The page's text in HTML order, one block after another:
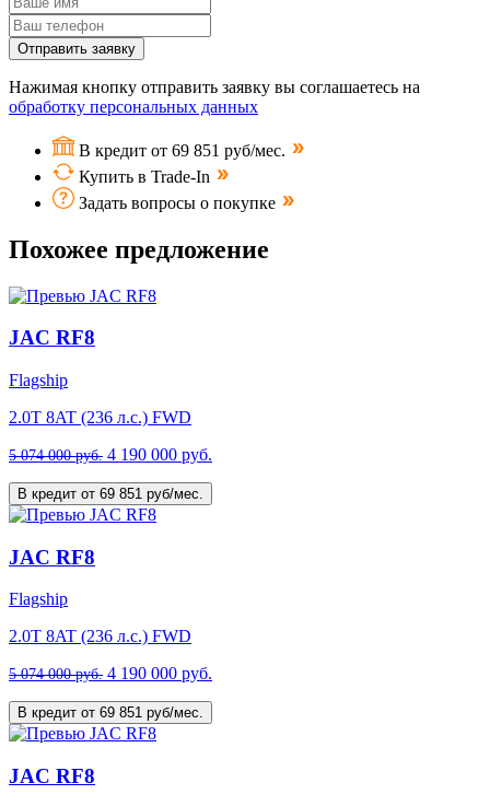
Отправить заявку
Нажимая кнопку отправить заявку вы соглашаетесь на
обработку персональных данных
В кредит от 69 851 руб/мес.
Купить в Trade-In
Задать вопросы о покупке
Похожее предложение
JAC RF8
Flagship
2.0T 8AT (236 л.с.) FWD
5 074 000 руб. 4 190 000 руб.
В кредит от 69 851 руб/мес.
JAC RF8
Flagship
2.0T 8AT (236 л.с.) FWD
5 074 000 руб. 4 190 000 руб.
В кредит от 69 851 руб/мес.
JAC RF8